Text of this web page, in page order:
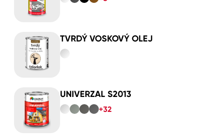
TVRDÝ VOSKOVÝ OLEJ
UNIVERZAL S2013
+32